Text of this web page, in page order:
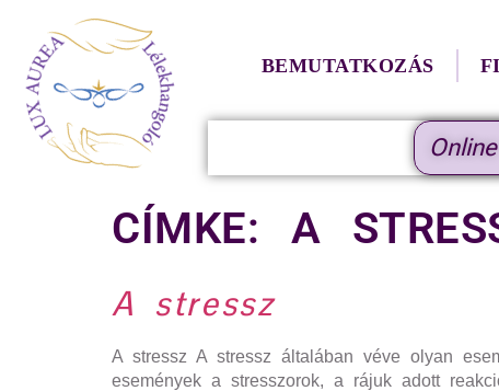
BEMUTATKOZÁS
CÍMKE: A
A stressz
A stressz A stressz általában véve olyan
események a stresszorok, a rájuk adott